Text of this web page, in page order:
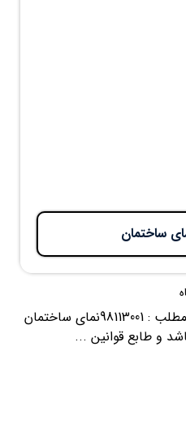
ساختمان
تغییرات در نمای ساختمانکد مطلب : 98113001نمای ساختمان
و طابع قوانین ...